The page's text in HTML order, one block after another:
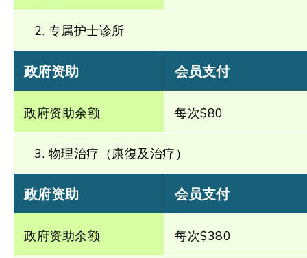
2. 专属护士诊所
政府资助
政府资助余额
会员支付
每次$80
3. 物理治疗（康復及治疗）
政府资助
政府资助余额
会员支付
每次$380